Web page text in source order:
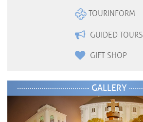
TOURINFORM
GUIDED TOURS
GIFT SHOP
GALLERY